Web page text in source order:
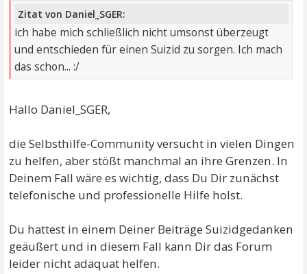
Zitat von Daniel_SGER:
ich habe mich schließlich nicht umsonst überzeugt
und entschieden für einen Suizid zu sorgen. Ich mach
das schon... :/
Hallo Daniel_SGER,
die Selbsthilfe-Community versucht in vielen Dingen
zu helfen, aber stößt manchmal an ihre Grenzen. In
Deinem Fall wäre es wichtig, dass Du Dir zunächst
telefonische und professionelle Hilfe holst.
Du hattest in einem Deiner Beiträge Suizidgedanken
geäußert und in diesem Fall kann Dir das Forum
leider nicht adäquat helfen.